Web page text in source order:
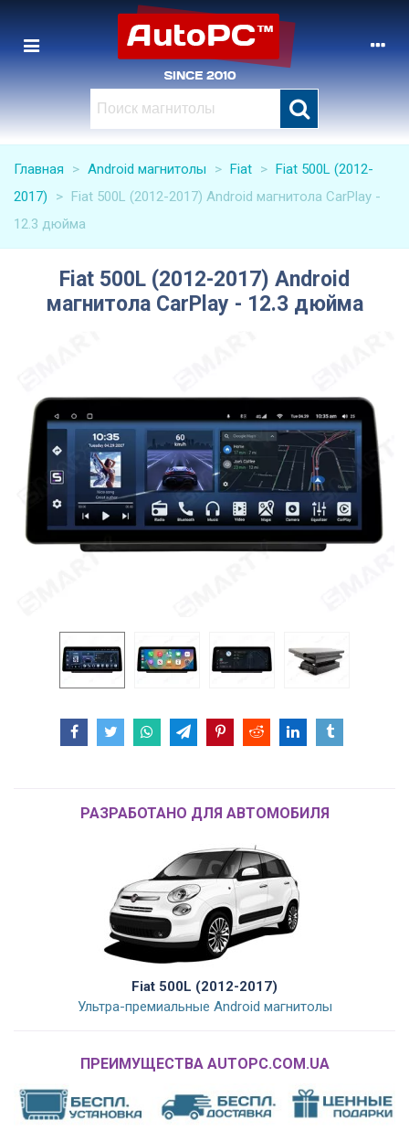
Главная > Android магнитолы > Fiat > Fiat 500L (2012-
2017)
> Fiat 500L (2012-2017) Android магнитола CarPlay -
12.3 дюйма
Fiat 500L (2012-2017) Android
магнитола CarPlay - 12.3 дюйма
РАЗРАБОТАНО ДЛЯ АВТОМОБИЛЯ
Fiat 500L (2012-2017)
Ультра-премиальные Android магнитолы
ПРЕИМУЩЕСТВА AUTOPC.COM.UA